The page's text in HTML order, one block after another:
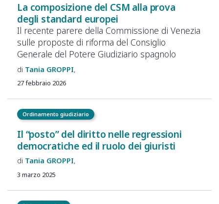
La composizione del CSM alla prova
degli standard europei
Il recente parere della Commissione di Venezia
sulle proposte di riforma del Consiglio
Generale del Potere Giudiziario spagnolo
Tania GROPPI
27 febbraio 2026
Ordinamento giudiziario
Il “posto” del diritto nelle regressioni
democratiche ed il ruolo dei giuristi
Tania GROPPI
3 marzo 2025